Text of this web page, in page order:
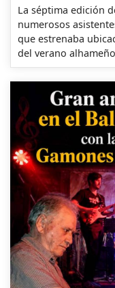
La séptima edición
numerosos
que estrenaba
del verano